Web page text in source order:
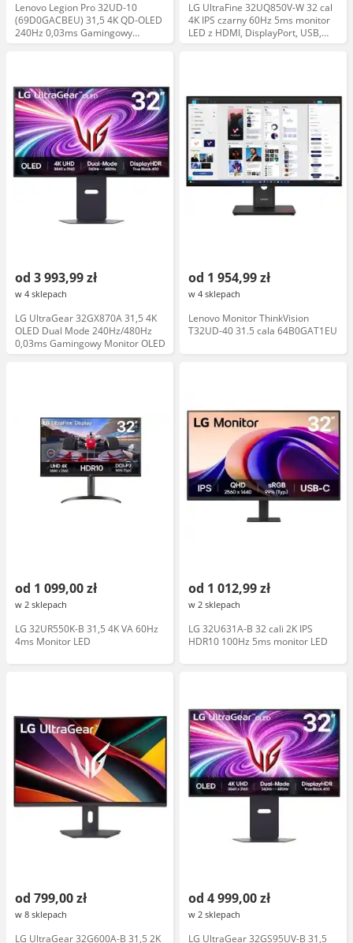
Lenovo Legion Pro 32UD-10
(69D0GACBEU) 31,5 4K QD-OLED
240Hz 0,03ms Gamingowy
Monitor OLED
LG UltraFine 32UQ850V-W 32 cal
4K IPS czarny 60Hz 5ms monitor
LED z HDMI, DisplayPort, USB,
głośniki
od 3 993,99 zł
w 4 sklepach
LG UltraGear 32GX870A 31,5 4K
OLED Dual Mode 240Hz/480Hz
0,03ms Gamingowy Monitor OLED
od 1 954,99 zł
w 4 sklepach
Lenovo Monitor ThinkVision
T32UD-40 31.5 cala 64B0GAT1EU
od 1 099,00 zł
w 2 sklepach
LG 32UR550K-B 31,5 4K VA 60Hz
4ms Monitor LED
od 1 012,99 zł
w 2 sklepach
LG 32U631A-B 32 cali 2K IPS
HDR10 100Hz 5ms monitor LED
od 799,00 zł
w 8 sklepach
LG UltraGear 32G600A-B 31,5 2K
od 4 999,00 zł
w 2 sklepach
LG UltraGear 32GS95UV-B 31,5